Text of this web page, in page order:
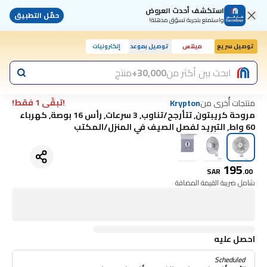
استكشف أحدث العروض
واستمتع بتجربة تسوّق مذهلة! حمّل التطبيق
توصيل سريع مينتس توصيل بموعد إلكترونيات
اليوم, 10:00 صابحث بين أكثر من30,000+ منتج
منتجات أُخرى منKrypton
!تبقّى 1 فقط!
مروحة كريبتون, تتأرجح/تناوب, 3 سرعات, رأس 16 بوصة, كهرباء
60 واط, التبريد لفصل الصيف في المنزل/المكتب
SAR 195.00
شامل ضريبة القيمة المضافة
احصل عليه
Scheduled